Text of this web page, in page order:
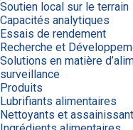
Soutien local sur le terrain
Capacités analytiques
Essais de rendement
Recherche et
Solutions en matière
surveillance
Produits
Lubrifiants alimentaires
Nettoyants et